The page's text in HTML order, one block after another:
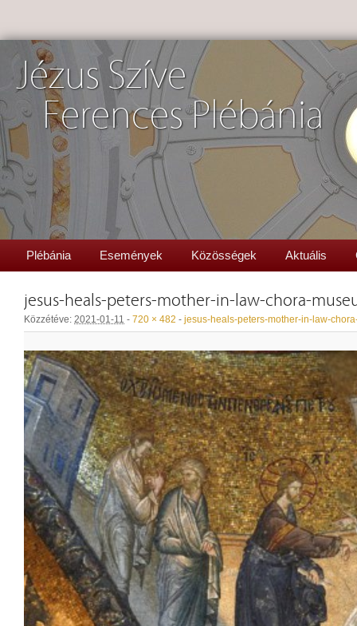
Jézus Szíve
Ferences Plébánia
Plébánia Események Közösségek Aktuális
jesus-heals-peters-mother-in-law-chora-
Közzétéve: 2021-01-11 - 720 × 482 - jesus-heals-peters-mother-in-law-